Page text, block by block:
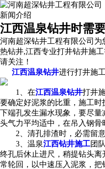
新闻介绍
江西温泉钻井时需
河南超深钻井工程有限公司为
热钻井,江西专业打井钻井施
请关注！
江西温泉钻井进行打井施
1、在江西温泉钻井打井
要确定好泥浆的比重，施工
下端孔发生漏水现象，要尽
头气力平均适中，在吊入钢骨
2、清孔排渣时，必需留意
3、温泉江西钻井施工团
终孔后休止进尺，稍提钻头离
常轮回，以中速压入泥浆，把